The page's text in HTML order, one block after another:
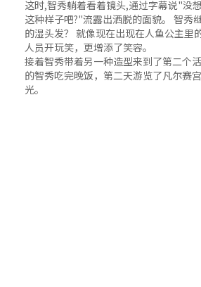
这时,智秀躺着看着镜头,通过字幕说"没
这种样子吧?"流露出洒脱的面貌。 智秀
的湿头发？ 就像现在出现在人鱼公主里
人员开玩笑，更增添了笑容。
接着智秀带着另一种造型来到了第二个
的智秀吃完晚饭，第二天游览了凡尔赛
光。